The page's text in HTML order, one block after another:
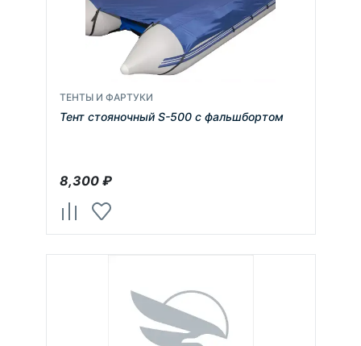
ТЕНТЫ И ФАРТУКИ
Тент стояночный S-500 с фальшбортом
8,300₽